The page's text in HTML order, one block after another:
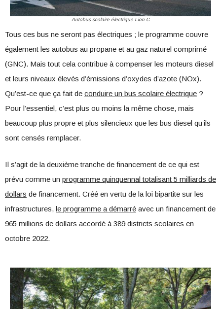
Autobus scolaire électrique Lion C
Tous ces bus ne seront pas électriques ; le programme couvre
également les autobus au propane et au gaz naturel comprimé
(GNC). Mais tout cela contribue à compenser les moteurs diesel
et leurs niveaux élevés d’émissions d’oxydes d’azote (NOx).
Qu’est-ce que ça fait de conduire un bus scolaire électrique ?
Pour l’essentiel, c’est plus ou moins la même chose, mais
beaucoup plus propre et plus silencieux que les bus diesel qu’ils
sont censés remplacer.
Il s’agit de la deuxième tranche de financement de ce qui est
prévu comme un programme quinquennal totalisant 5 milliards de
dollars de financement. Créé en vertu de la loi bipartite sur les
infrastructures, le programme a démarré avec un financement de
965 millions de dollars accordé à 389 districts scolaires en
octobre 2022.